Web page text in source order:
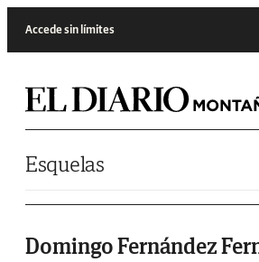
Accede sin límites
Esquelas
Domingo Fernández